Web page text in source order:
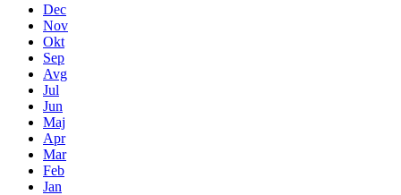
Dec
Nov
Okt
Sep
Avg
Jul
Jun
Maj
Apr
Mar
Feb
Jan